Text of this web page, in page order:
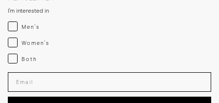
I'm interested in
Menswear
Men's
Womenswear
Women's
Both
Both
Enter your email adress